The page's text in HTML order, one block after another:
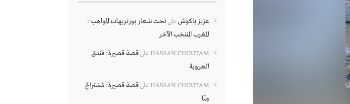
عزيز باكوش علىتحت شعار بورتريهات المواهب :
المغرب المنتخب الآخر
HASSAN CHOUTAM علىقصة قصيرة: فندق
العروبة
HASSAN CHOUTAM علىقصة قصيرة: مُسْتراحٌ
مِنّا